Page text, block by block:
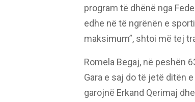
program të dhënë nga
edhe në të ngrënën e
maksimum”, shtoi më tej
Romela Begaj, në peshën
Gara e saj do të jetë ditën
garojnë Erkand Qerimaj